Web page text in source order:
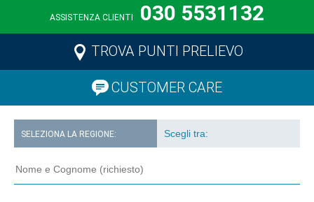
ASSISTENZA CLIENTI 030 5531132
TROVA PUNTI PRELIEVO
CUSTOMER CARE
SELEZIONA LA REGIONE: